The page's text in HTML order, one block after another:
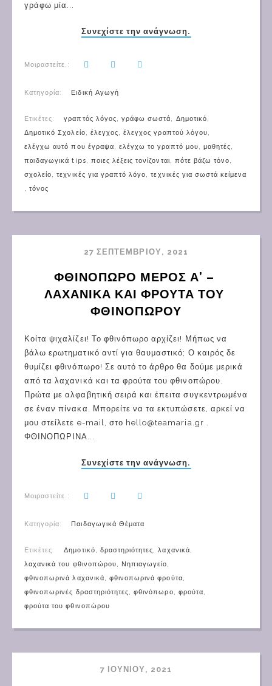
γράφω μία...
Συνεχίστε την ανάγνωση.
Μοιραστείτε.:
Κατηγορία: Ειδική Αγωγή
Ετικέτες: γραπτός λόγος, γράφω σωστά, Δημοτικό,
Δημοτικό Σχολείο, έλεγχος,έλεγχος γραπτού λόγου,
ελέγχω αυτό που έγραψα, ελέγχω το γραπτό μου, μαθητές,
παιδαγωγικά tips, ποιες λέξεις τονίζονται, πότε βάζω τόνο,
σχολείο,τεχνικές για γραπτό λόγο,τεχνικές για σωστά κείμενα
,τόνος
27 ΣΕΠΤΕΜΒΡΊΟΥ, 2021
ΦΘΙΝΟΠΩΡΟ ΜΕΡΟΣ Α’ –
ΛΑΧΑΝΙΚΑ ΚΑΙ ΦΡΟΥΤΑ ΤΟΥ
ΦΘΙΝΟΠΩΡΟΥ
Κοίτα ψιχαλίζει! Το φθινόπωρο αρχίζει! Μήπως να
βάλω ερωτηματικό αντί για θαυμαστικό; Ο καιρός δε
θυμίζει φθινόπωρο! Σε αυτό το άρθρο θα δούμε μερικά
από τα λαχανικά και τα φρούτα του φθινοπώρου.
Πρώτα με αλφαβητική σειρά και έπειτα συγκεντρωμένα
σε έναν πίνακα. Μπορείτε να τα εκτυπώσετε, αρκεί να
μου στείλετε e-mail, στο hello@teamaria.gr .
ΦΘΙΝΟΠΩΡΙΝΑ...
Συνεχίστε την ανάγνωση.
Μοιραστείτε.:
Κατηγορία: Παιδαγωγικά Θέματα
Ετικέτες: Δημοτικό, δραστηριότητες,λαχανικά,
λαχανικά του φθινοπώρου, Νηπιαγωγείο,
φθινοπωρινά λαχανικά, φθινοπωρινά φρούτα,
φθινοπωρινές δραστηριότητες,φθινόπωρο, φρούτα,
φρούτα του φθινοπώρου
7 ΙΟΥΝΊΟΥ, 2021